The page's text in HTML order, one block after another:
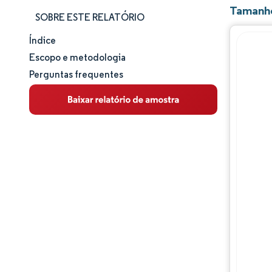
SOBRE ESTE RELATÓRIO
Tamanho e participação de mercado
Análise de mercado
Tendências e insights
Índice
Escopo e metodologia
Perguntas frequentes